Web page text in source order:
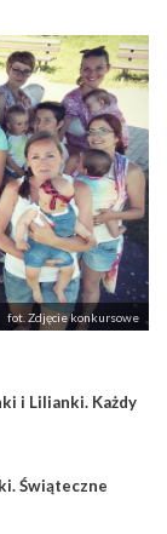
fot. Zdjęcie konkursowe
i Lilianki. Każdy
Świąteczne